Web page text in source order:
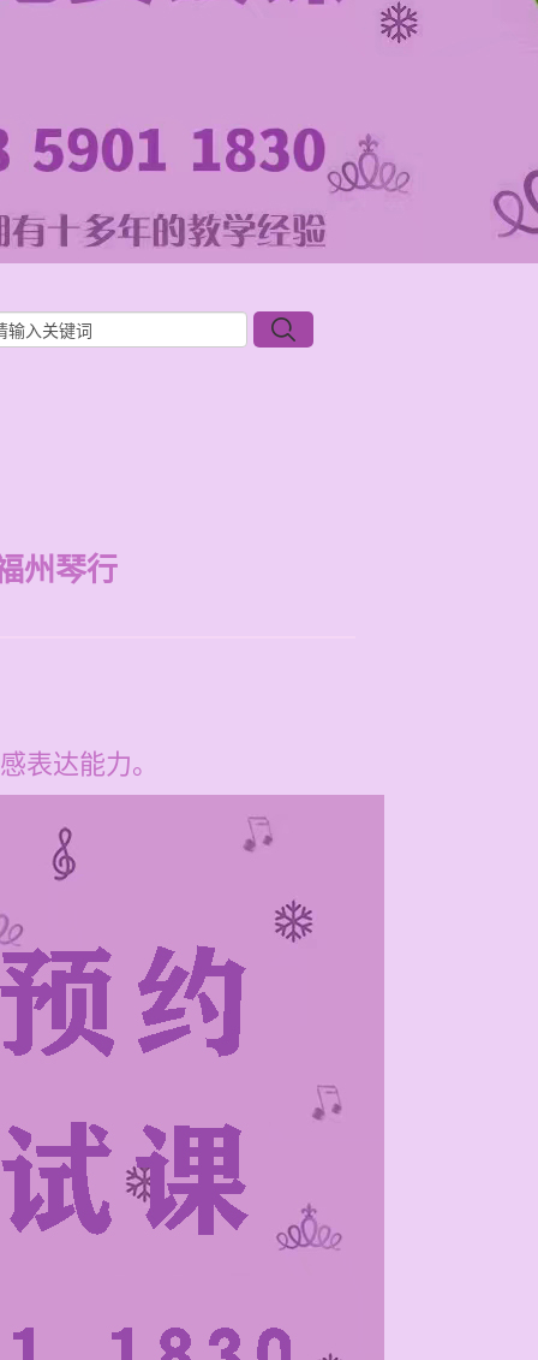
州琴行
表达能力。